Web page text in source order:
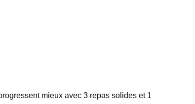
mieux avec 3 repas solides et 1